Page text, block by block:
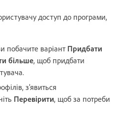
доступ до програми,
побачите варіант Придбати
більше, щоб придбати
з’явиться
Перевірити, щоб за потреби